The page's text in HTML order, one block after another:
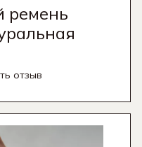
ремень
отзыв